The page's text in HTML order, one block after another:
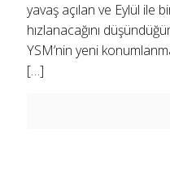
yavaş açılan ve Eylül ile
hızlanacağını
YSM’nin yeni
[…]